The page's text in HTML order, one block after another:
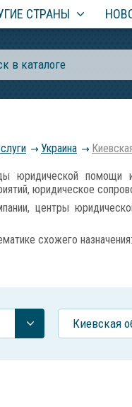
СТРАНЫ
Украина
помощи и
юридическое
центры
схожего назначения:
Киевская